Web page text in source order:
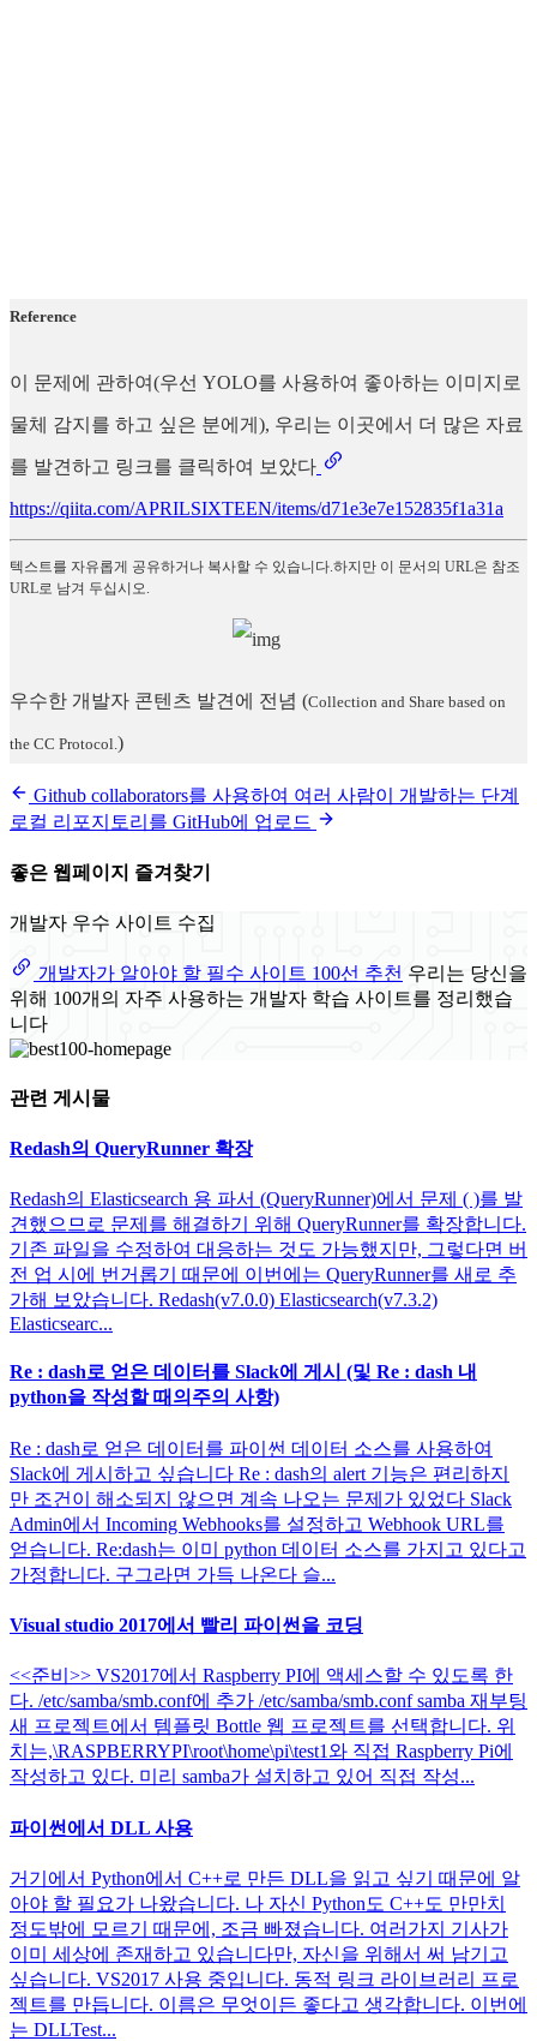
Reference
이 문제에 관하여(우선 YOLO를 사용하여 좋아하는 이미지로
물체 감지를 하고 싶은 분에게), 우리는 이곳에서 더 많은 자료
를 발견하고 링크를 클릭하여 보았다
https://qiita.com/APRILSIXTEEN/items/d71e3e7e152835f1a31a
텍스트를 자유롭게 공유하거나 복사할 수 있습니다.하지만 이 문서의 URL은 참조
URL로 남겨 두십시오.
우수한 개발자 콘텐츠 발견에 전념 (Collection and Share based on
the CC Protocol. )
Github collaborators를 사용하여 여러 사람이 개발하는 단계
로컬 리포지토리를 GitHub에 업로드
좋은 웹페이지 즐겨찾기
개발자 우수 사이트 수집
개발자가 알아야 할 필수 사이트 100선 추천 우리는 당신을
위해 100개의 자주 사용하는 개발자 학습 사이트를 정리했습
니다
관련 게시물
Redash의 QueryRunner 확장
Redash의 Elasticsearch 용 파서 (QueryRunner)에서 문제 ( )를 발
견했으므로 문제를 해결하기 위해 QueryRunner를 확장합니다.
기존 파일을 수정하여 대응하는 것도 가능했지만, 그렇다면 버
전 업 시에 번거롭기 때문에 이번에는 QueryRunner를 새로 추
가해 보았습니다. Redash(v7.0.0) Elasticsearch(v7.3.2)
Elasticsearc...
Re : dash로 얻은 데이터를 Slack에 게시 (및 Re : dash 내
python을 작성할 때의주의 사항)
Re : dash로 얻은 데이터를 파이썬 데이터 소스를 사용하여
Slack에 게시하고 싶습니다 Re : dash의 alert 기능은 편리하지
만 조건이 해소되지 않으면 계속 나오는 문제가 있었다 Slack
Admin에서 Incoming Webhooks를 설정하고 Webhook URL를
얻습니다. Re:dash는 이미 python 데이터 소스를 가지고 있다고
가정합니다. 구그라면 가득 나온다 슬...
Visual studio 2017에서 빨리 파이썬을 코딩
<<준비>> VS2017에서 Raspberry PI에 액세스할 수 있도록 한
다. /etc/samba/smb.conf에 추가 /etc/samba/smb.conf samba 재부팅
새 프로젝트에서 템플릿 Bottle 웹 프로젝트를 선택합니다. 위
치는,\RASPBERRYPI\root\home\pi\test1와 직접 Raspberry Pi에
작성하고 있다. 미리 samba가 설치하고 있어 직접 작성...
파이썬에서 DLL 사용
거기에서 Python에서 C++로 만든 DLL을 읽고 싶기 때문에 알
아야 할 필요가 나왔습니다. 나 자신 Python도 C++도 만만치
정도밖에 모르기 때문에, 조금 빠졌습니다. 여러가지 기사가
이미 세상에 존재하고 있습니다만, 자신을 위해서 써 남기고
싶습니다. VS2017 사용 중입니다. 동적 링크 라이브러리 프로
젝트를 만듭니다. 이름은 무엇이든 좋다고 생각합니다. 이번에
는 DLLTest...